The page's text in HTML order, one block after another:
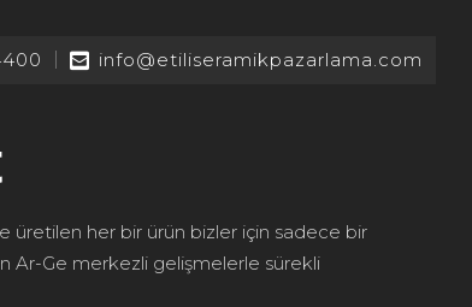
info@etiliseramikpazarlama.com
üretilen her bir ürün bizler için sadece bir
Ar-Ge merkezli gelişmelerle sürekli